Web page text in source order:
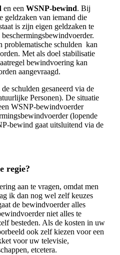
en een WSNP-bewind. Bij
geldzaken van iemand die
is zijn eigen geldzaken te
schulden kan
Met als doel stabilisatie
bewindvoering kan
aangevraagd.
schulden gesaneerd via de
Personen). De situatie
WSNP-bewindvoerder
(lopende
bewind gaat uitsluitend via de
regie?
aan te vragen, omdat men
ik dan nog wel zelf keuzes
de bewindvoerder alles
niet alles te
besteden. Als de kosten in uw
ook zelf kiezen voor een
voor uw televisie,
etcetera.